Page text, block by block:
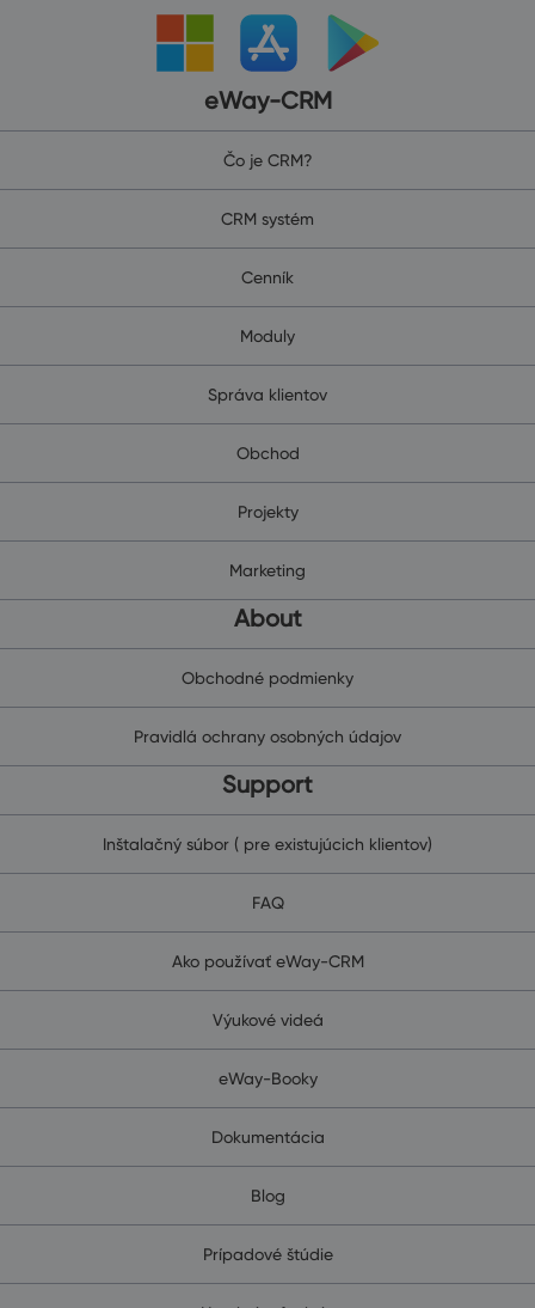
eWay-CRM
Čo je CRM?
CRM systém
Cenník
Moduly
Správa klientov
Obchod
Projekty
Marketing
About
Obchodné podmienky
Pravidlá ochrany osobných údajov
Support
Inštalačný súbor ( pre existujúcich klientov)
FAQ
Ako používať eWay-CRM
Výukové videá
eWay-Booky
Dokumentácia
Blog
Prípadové štúdie